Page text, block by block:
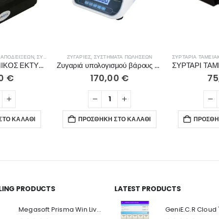
,ΣΥΣΤΉΜΑΤΑ ΠΩΛΉΣΕΩΝ
ΦΟΡΗΤΟΣ ΘΕΡΜΙΚΟΣ ΕΚΤΥΠΩΤΗΣ ZYWELL ZM01 BT
€
ΚΑΛΆΘΙ
ΖΥΓΑΡΙΈΣ, ΣΥΣΤΉΜΑΤΑ ΠΩΛΉΣΕΩΝ
Ζυγαριά υπολογισμού βάρους ΤΕΜ SRP+ LCD
170,00 €
ΠΡΟΣΘΉΚΗ ΣΤΟ ΚΑΛΆΘΙ
ΣΥΡΤΆΡΙΑ
PRODUCTS
Megasoft Prisma Win Live Viewer
LATEST PRODUCTS
Ο Λογαριασμός μου